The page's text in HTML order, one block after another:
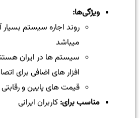
ویژگی‌ها:
روند اجاره سیستم
میباشد
سیستم ها در ایران
افزار های اضافی برای
قیمت های پایین و رقابتی
مناسب برای: کاربران ایرانی